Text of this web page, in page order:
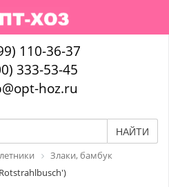
110-36-37
333-53-45
hoz.ru
НАЙТИ
Злаки, бамбук